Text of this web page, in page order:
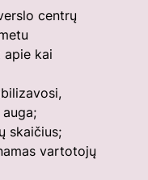
centrų
apie kai
skaičius;
vartotojų